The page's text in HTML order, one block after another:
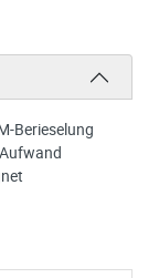
Berieselung